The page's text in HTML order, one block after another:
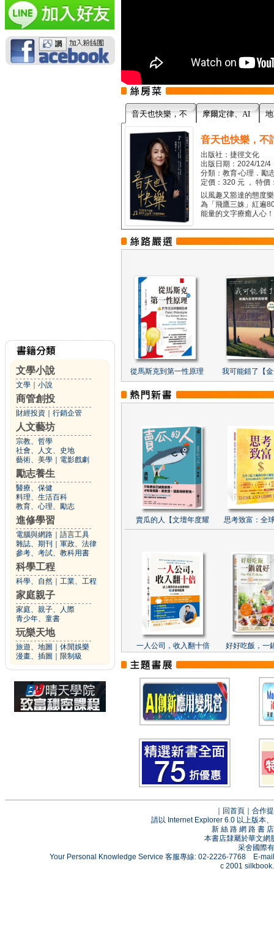
文學小說
文學 小說
商管創投
財經投資 行銷企管
人文藝坊
宗教、哲學
社會、人文、史地
藝術、美學
電影戲劇
勵志養生
醫療、保健
料理、生活百科
教育、心理、勵志
進修學習
電腦與網路
語言工具
雜誌、期刊
軍政、法律
參考、考試、教科用書
科學工程
科學、自然 工業、工程
家庭親子
家庭、親子、人際
青少年、童書
玩樂天地
旅遊、地圖
休閒娛樂
漫畫、插圖
限制級
音天也快樂，不 摩爾定律、AI
音天也快樂，不
出版社：捷徑文化
出版日期：2024/12/4
分類：教育‧心理．勵
定價：320 元 ， 特價
以風趣又豁達的態度
為「飛鷹三姝」紅遍
能量的文字療癒人心
從馬斯克到第一性原理 我可能錯了【
賣瓜的人【文壇年度耀 思考致富：全
一人公司，收入翻十倍 好好吃飯，一
回首頁
合作
請以 Internet Explorer 6.0 以上版本
新 絲 路 網 路 書
本書店隸屬於華文網
采舍國際
Your Personal Knowledge Service 客服專線: 02-2226-7768 E-
c 2001